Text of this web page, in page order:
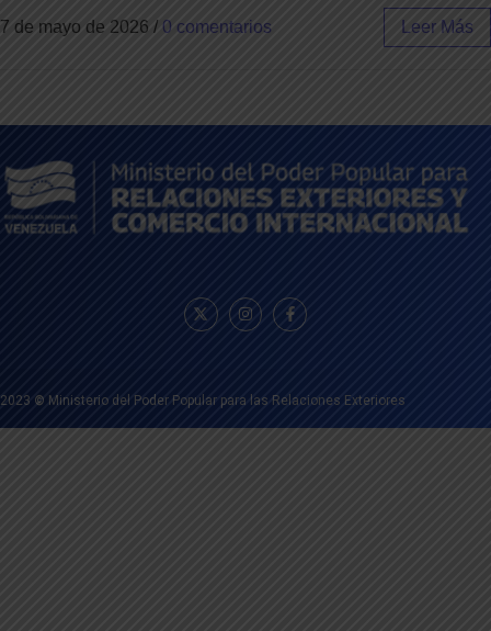
7 de mayo de 2026 / 0 comentarios Leer Más
2023 © Ministerio del Poder Popular para las Relaciones Exteriores